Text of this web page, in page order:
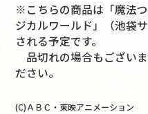
※こちらの商品は「魔法
ジカルワールド」（池袋
される予定です。
品切れの場合もござい
ださい。
(C)ＡＢＣ・東映アニメーション